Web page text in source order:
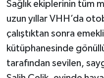
Sağlık ekiplerinin tüm
uzun yıllar VHH’da
çalıştıktan sonra
kütüphanesinde
tarafından sevilen,